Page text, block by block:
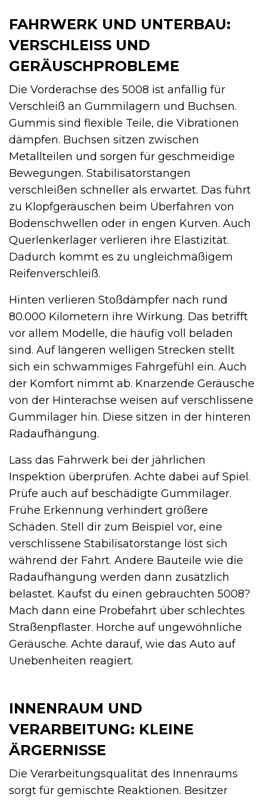
FAHRWERK UND UNTERBAU:
VERSCHLEISS UND G
ERÄUSCHPROBLEME
Die Vorderachse des 5008 ist anfällig für
Verschleiß an Gummilagern und Buchsen.
Gummis sind flexible Teile, die Vibrationen
dämpfen. Buchsen sitzen zwischen
Metallteilen und sorgen für geschmeidige
Bewegungen. Stabilisatorstangen
verschleißen schneller als erwartet. Das führt
zu Klopfgeräuschen beim Überfahren von
Bodenschwellen oder in engen Kurven. Auch
Querlenkerlager verlieren ihre Elastizität.
Dadurch kommt es zu ungleichmäßigem
Reifenverschleiß.
Hinten verlieren Stoßdämpfer nach rund
80.000 Kilometern ihre Wirkung. Das betrifft
vor allem Modelle, die häufig voll beladen
sind. Auf längeren welligen Strecken stellt
sich ein schwammiges Fahrgefühl ein. Auch
der Komfort nimmt ab. Knarzende Geräusche
von der Hinterachse weisen auf verschlissene
Gummilager hin. Diese sitzen in der hinteren
Radaufhängung.
Lass das Fahrwerk bei der jährlichen
Inspektion überprüfen. Achte dabei auf Spiel.
Prüfe auch auf beschädigte Gummilager.
Frühe Erkennung verhindert größere
Schäden. Stell dir zum Beispiel vor, eine
verschlissene Stabilisatorstange löst sich
während der Fahrt. Andere Bauteile wie die
Radaufhängung werden dann zusätzlich
belastet. Kaufst du einen gebrauchten 5008?
Mach dann eine Probefahrt über schlechtes
Straßenpflaster. Horche auf ungewöhnliche
Geräusche. Achte darauf, wie das Auto auf
Unebenheiten reagiert.
INNENRAUM UND
VERARBEITUNG: KLEINE
ÄRGERNISSE
Die Verarbeitungsqualität des Innenraums
sorgt für gemischte Reaktionen. Besitzer